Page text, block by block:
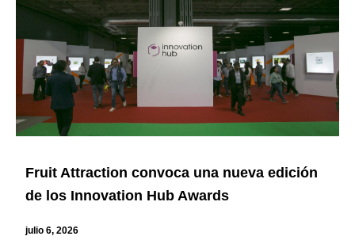
Fruit Attraction convoca una nueva edición
de los Innovation Hub Awards
julio 6, 2026